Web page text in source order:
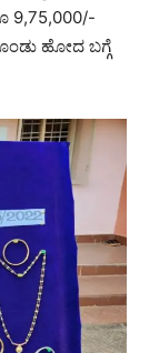
9,75,000/-
ಹೋದ ಬಗ್ಗೆ